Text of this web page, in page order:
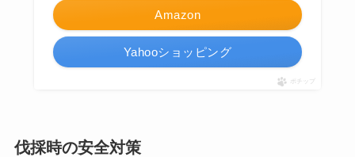
Amazon
Yahooショッピング
ポチップ
伐採時の安全対策